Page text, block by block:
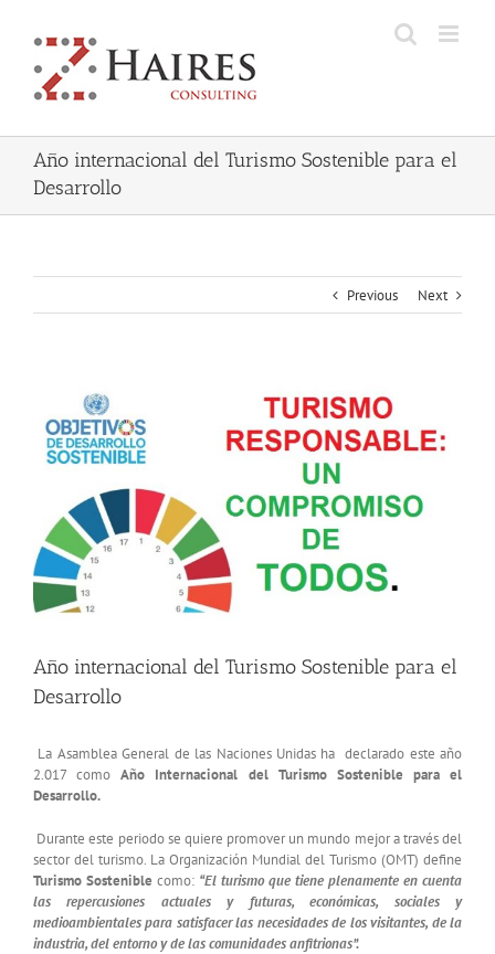
content
Año internacional del Turismo Sostenible para el
Desarrollo
Previous Next
Image
Año internacional del Turismo Sostenible para el
Desarrollo
La Asamblea General de las Naciones Unidas ha declarado este año
2.017 comoAño Internacional del Turismo Sostenible para el
Desarrollo.
Durante este periodo se quiere promover un mundo mejor a través del
sector del turismo. La Organización Mundial del Turismo (OMT) define
Turismo Sostenible como: “El turismo que tiene plenamente en cuenta
las repercusiones actuales y futuras, económicas, sociales y
medioambientales para satisfacer las necesidades de los visitantes, de la
industria, del entorno y de las comunidades anfitrionas”.